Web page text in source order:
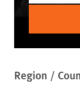
Region /